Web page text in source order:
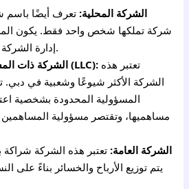
الشركة المحلية: تعرف أيضًا باسم
شركة تملكها شخص واحد فقط. يكون
إدارة الشركة هو المالك الواحد.
الشركة ذات المسؤولية المحدودة (LLC):
الشركة الأكثر شيوعًا وشعبية في دبي.
المسؤولية المحدودة بشخصية
مساهميها، وتقتصر مسؤولية
الشركة العامة: تعتبر هذه الشركة
يتم توزيع الأرباح والخسائر بناءً على